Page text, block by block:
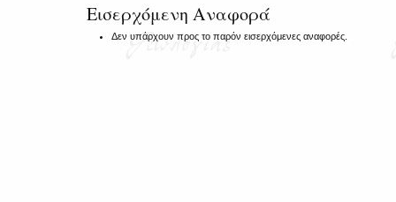
Εισερχόμενη Αναφορά
Δεν υπάρχουν προς το παρόν εισερχόμενες αναφορές.